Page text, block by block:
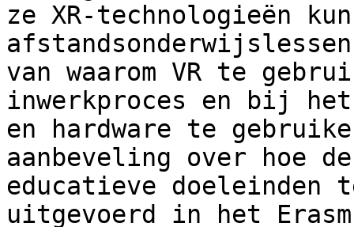
ze XR-technologieën
van waarom VR te
inwerkproces en bij
en hardware te
aanbeveling over hoe
educatieve doeleinden
uitgevoerd in het